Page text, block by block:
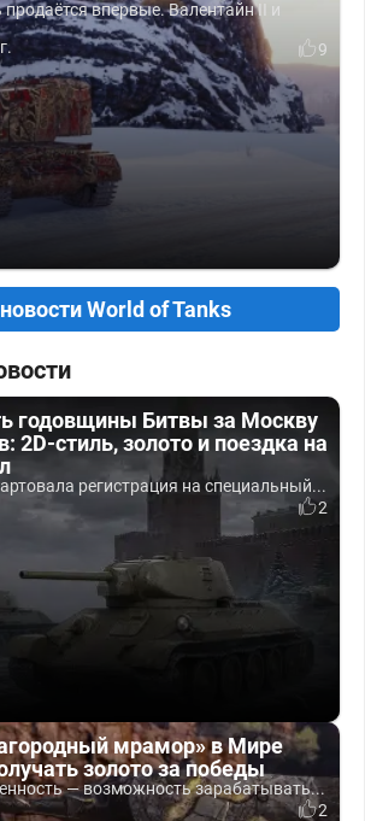
впервые. Валентайн II и
9
World of Tanks
годовщины Битвы за Москву
2D-стиль, золото и поездка на
регистрация на специальный...
2
мрамор» в Мире
золото за победы
— возможность зарабатывать...
2